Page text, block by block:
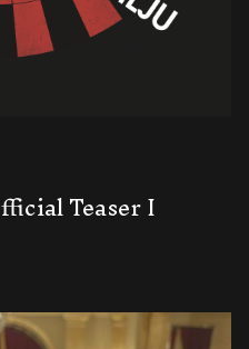
Teaser I